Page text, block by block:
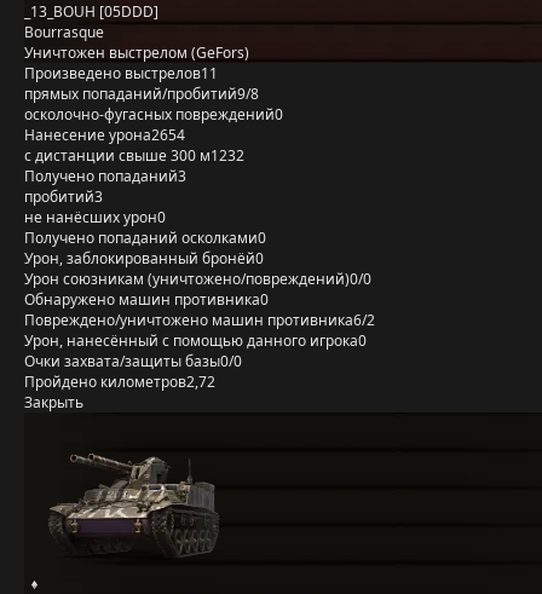
_13_BOUH [05DDD]
Bourrasque
Уничтожен выстрелом (GeFors)
Произведено выстрелов11
прямых попаданий/пробитий9/8
осколочно-фугасных повреждений0
Нанесение урона2654
с дистанции свыше 300 м1232
Получено попаданий3
пробитий3
не нанёсших урон0
Получено попаданий осколками0
Урон, заблокированный бронёй0
Урон союзникам (уничтожено/повреждений)0/0
Обнаружено машин противника0
Повреждено/уничтожено машин противника6/2
Урон, нанесённый с помощью данного игрока0
Очки захвата/защиты базы0/0
Пройдено километров2,72
Закрыть